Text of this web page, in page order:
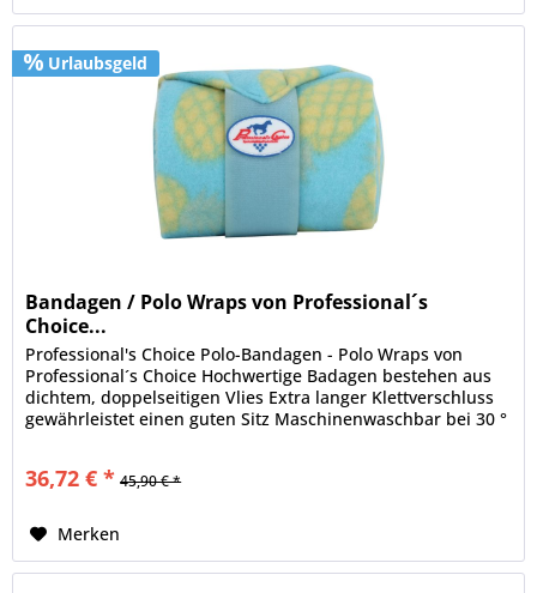
Urlaubsgeld
Bandagen / Polo Wraps von Professional´s
Choice...
Professional's Choice Polo-Bandagen - Polo Wraps von
Professional´s Choice Hochwertige Badagen bestehen aus
dichtem, doppelseitigen Vlies Extra langer Klettverschluss
gewährleistet einen guten Sitz Maschinenwaschbar bei 30 °
36,72 € * 45,90 € *
Merken